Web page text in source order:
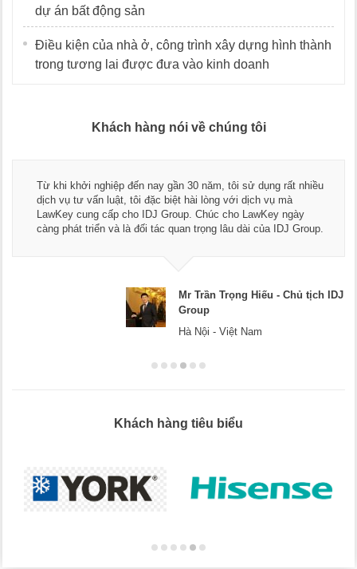
dự án bất động sản
Điều kiện của nhà ở, công trình xây dựng hình thành
trong tương lai được đưa vào kinh doanh
Khách hàng nói về chúng tôi
Từ khi khởi nghiệp đến nay gần 30 năm, tôi sử dụng rất nhiều
dịch vụ tư vấn luật, tôi đặc biệt hài lòng với dịch vụ mà
LawKey cung cấp cho IDJ Group. Chúc cho LawKey ngày
càng phát triển và là đối tác quan trọng lâu dài của IDJ Group.
Mr Trần Trọng Hiếu - Chủ tịch IDJ
Group
Hà Nội - Việt Nam
Khách hàng tiêu biểu